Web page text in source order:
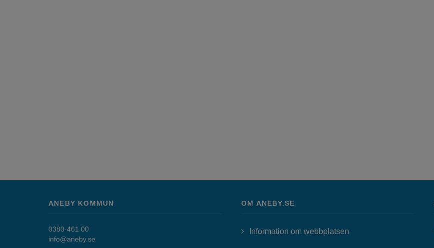
ANEBY KOMMUN
0380-461 00
info@aneby.se
OM ANEBY.SE
Information om webbplatsen